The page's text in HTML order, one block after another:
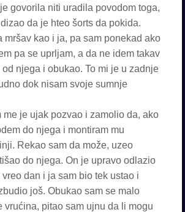
govorila niti uradila povodom toga,
da je hteo šorts da pokida.
mršav kao i ja, pa sam ponekad ako
pa se uprljam, a da ne idem takav
od njega i obukao. To mi je u zadnje
dok nisam svoje sumnje
me je ujak pozvao i zamolio da, ako
do njega i montiram mu
Rekao sam da može, uzeo
do njega. On je upravo odlazio
dan i ja sam bio tek ustao i
još. Obukao sam se malo
vrućina, pitao sam ujnu da li mogu